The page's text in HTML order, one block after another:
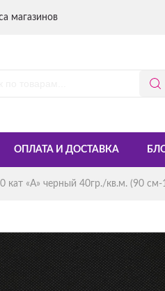
магазинов
ОПЛАТА И ДОСТАВКА
кат «A» черный 40гр./кв.м. (90 см-